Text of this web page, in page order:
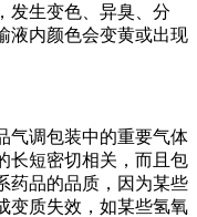
发生变色、异臭、分
液内颜色会变黄或出现
调包装中的重要气体
长短密切相关，而且包
药品的品质，因为某些
变质失效，如某些氢氧